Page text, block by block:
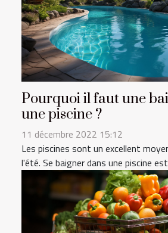
Pourquoi il faut une
une piscine ?
11 décembre 2022 15:12
Les piscines sont un excellent
l'été. Se baigner dans une piscine